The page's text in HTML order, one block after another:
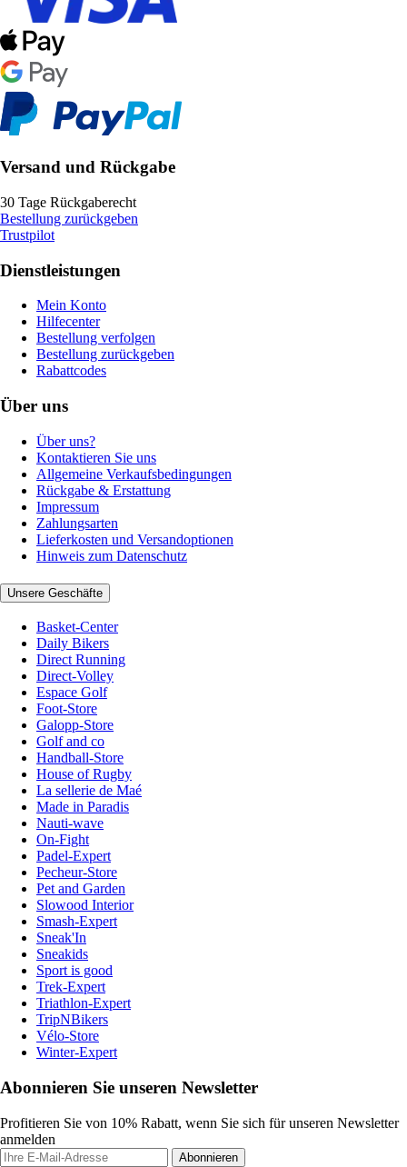
Versand und Rückgabe
30 Tage Rückgaberecht
Bestellung zurückgeben
Trustpilot
Dienstleistungen
Mein Konto
Hilfecenter
Bestellung verfolgen
Bestellung zurückgeben
Rabattcodes
Über uns
Über uns?
Kontaktieren Sie uns
Allgemeine Verkaufsbedingungen
Rückgabe & Erstattung
Impressum
Zahlungsarten
Lieferkosten und Versandoptionen
Hinweis zum Datenschutz
Unsere Geschäfte
Basket-Center
Daily Bikers
Direct Running
Direct-Volley
Espace Golf
Foot-Store
Galopp-Store
Golf and co
Handball-Store
House of Rugby
La sellerie de Maé
Made in Paradis
Nauti-wave
On-Fight
Padel-Expert
Pecheur-Store
Pet and Garden
Slowood Interior
Smash-Expert
Sneak'In
Sneakids
Sport is good
Trek-Expert
Triathlon-Expert
TripNBikers
Vélo-Store
Winter-Expert
Abonnieren Sie unseren Newsletter
Profitieren Sie von 10% Rabatt, wenn Sie sich für unseren Newsletter
anmelden
Abonnieren